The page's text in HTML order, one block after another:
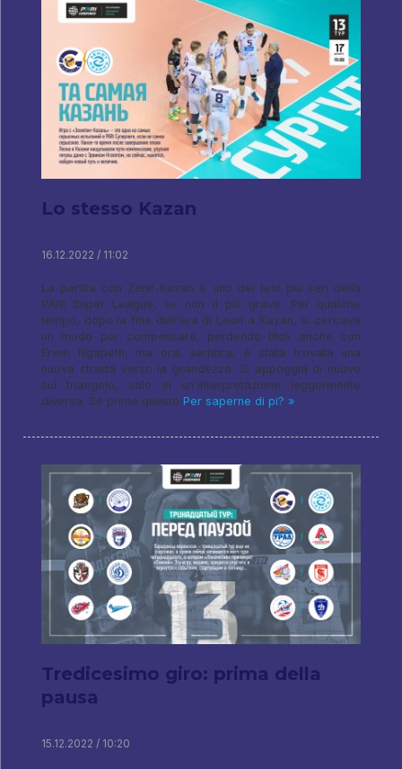
Lo stesso Kazan
16.12.2022 / 11:02
La partita con Zenit-Kazan è uno dei test più seri della
PARI Super League, se non il più grave. Per qualche
tempo, dopo la fine dell'era di Leon a Kazan, si cercava
un modo per compensare, perdendo titoli anche con
Erwin Ngapeth, ma ora, sembra, è stata trovata una
nuova strada verso la grandezza. Si appoggia di nuovo
sul triangolo, solo in un'interpretazione leggermente
diversa. Se prima questo Per saperne di pi? »
Tredicesimo giro: prima della
pausa
15.12.2022 / 10:20